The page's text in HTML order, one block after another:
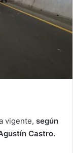
vigente, según
Castro.